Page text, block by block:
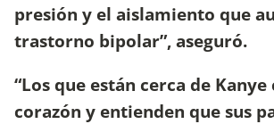
presión y el aislamiento que
trastorno bipolar”, aseguró.
“Los que están cerca de Kanye
corazón y entienden que sus